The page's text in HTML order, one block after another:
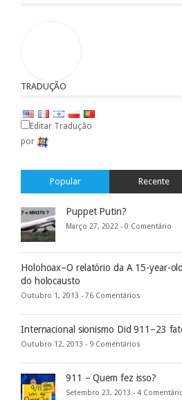
TRADUÇÃO
Editar Tradução
por
Popular Recente
Puppet Putin?
Março 27, 2022 - 0 Comentário
Holohoax–O relatório da A 15-year-
do holocausto
Outubro 1, 2013 - 76 Comentários
Internacional sionismo Did 911–23
Outubro 12, 2013 - 9 Comentários
911 – Quem fez isso?
Setembro 23, 2013 - 4